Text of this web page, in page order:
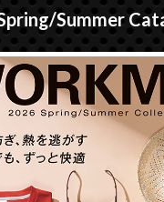
Summer